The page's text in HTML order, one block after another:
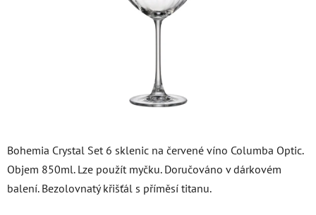
Bohemia Crystal Set 6 sklenic na červené víno Columba Optic.
Objem 850ml. Lze použít myčku. Doručováno v dárkovém
balení. Bezolovnatý křišťál s příměsí titanu.